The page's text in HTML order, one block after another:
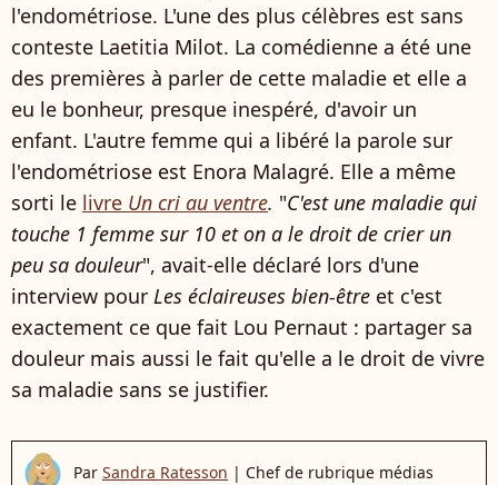
l'endométriose. L'une des plus célèbres est sans
conteste Laetitia Milot. La comédienne a été une
des premières à parler de cette maladie et elle a
eu le bonheur, presque inespéré, d'avoir un
enfant. L'autre femme qui a libéré la parole sur
l'endométriose est Enora Malagré. Elle a même
sorti le livre Un cri au ventre. "C'est une maladie qui
touche 1 femme sur 10 et on a le droit de crier un
peu sa douleur", avait-elle déclaré lors d'une
interview pour Les éclaireuses bien-être et c'est
exactement ce que fait Lou Pernaut : partager sa
douleur mais aussi le fait qu'elle a le droit de vivre
sa maladie sans se justifier.
Par Sandra Ratesson | Chef de rubrique médias